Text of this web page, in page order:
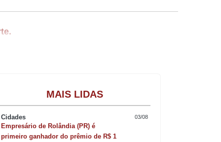
Arena, em São Paulo, pela 15ª
O Timão precisa reagir para deixar a
MAIS LIDAS
Cidades 03/08
Empresário de Rolândia (PR) é
primeiro ganhador do prêmio de R$ 1